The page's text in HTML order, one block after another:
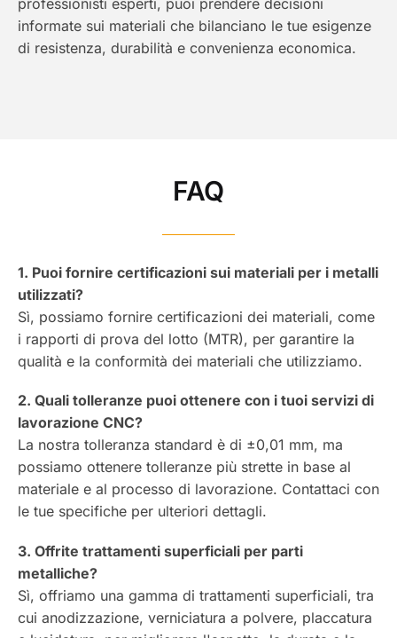
professionisti esperti, puoi prendere decisioni
informate sui materiali che bilanciano le tue esigenze
di resistenza, durabilità e convenienza economica.
FAQ
1. Puoi fornire certificazioni sui materiali per i metalli
utilizzati?
Sì, possiamo fornire certificazioni dei materiali, come
i rapporti di prova del lotto (MTR), per garantire la
qualità e la conformità dei materiali che utilizziamo.
2. Quali tolleranze puoi ottenere con i tuoi servizi di
lavorazione CNC?
La nostra tolleranza standard è di ±0,01 mm, ma
possiamo ottenere tolleranze più strette in base al
materiale e al processo di lavorazione. Contattaci con
le tue specifiche per ulteriori dettagli.
3. Offrite trattamenti superficiali per parti
metalliche?
Sì, offriamo una gamma di trattamenti superficiali, tra
cui anodizzazione, verniciatura a polvere, placcatura